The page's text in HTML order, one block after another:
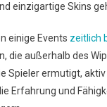
einzigartige Skins
einige Events zeitlich
die außerhalb des
Spieler ermutigt,
Erfahrung und